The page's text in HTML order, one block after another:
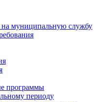
на муниципальную службу
программы
периоду